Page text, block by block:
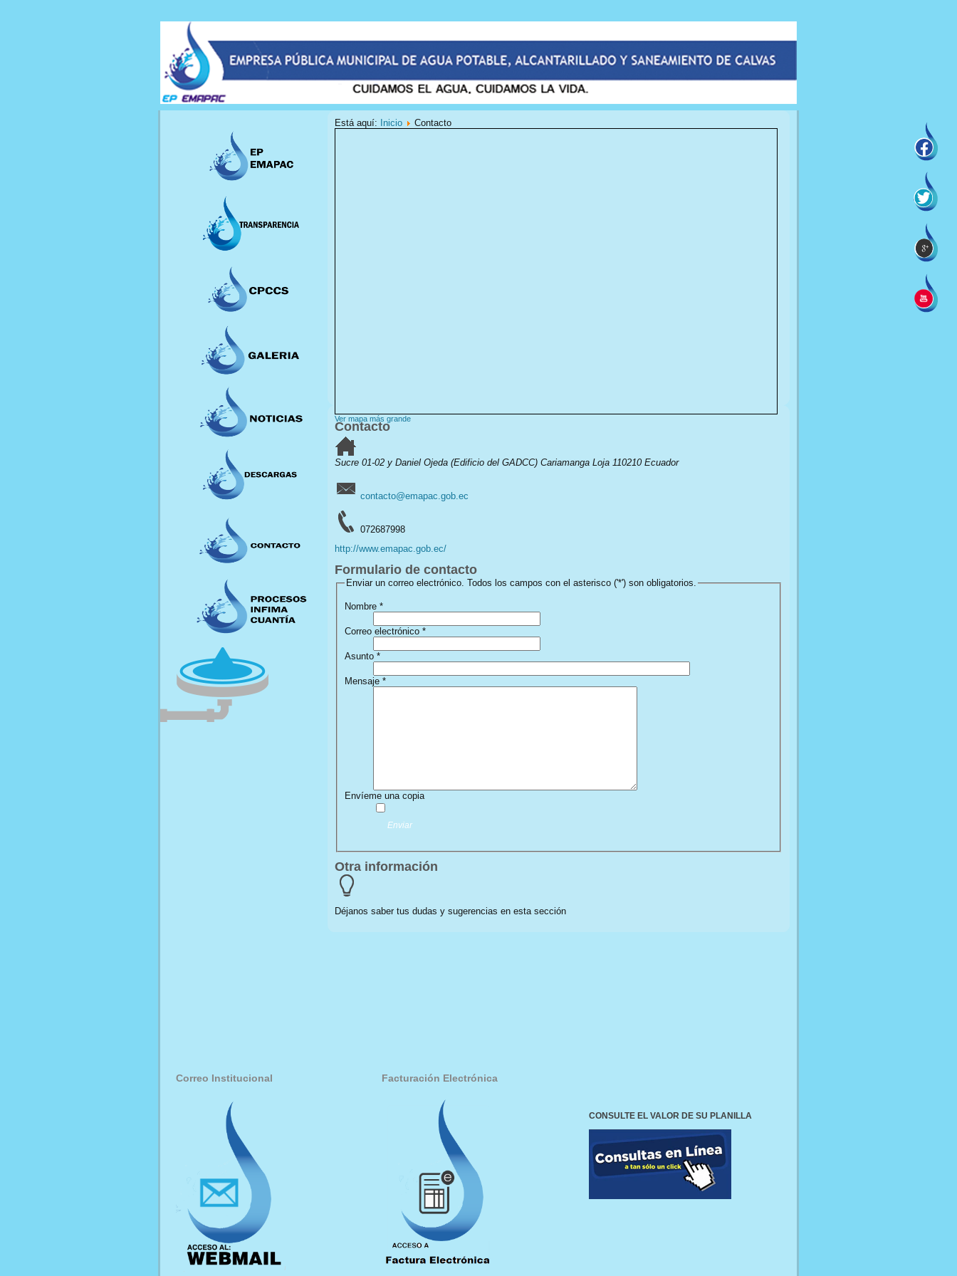
Está aquí: Inicio Contacto
Ver mapa más grande
Contacto
Sucre 01-02 y Daniel Ojeda (Edificio del GADCC) Cariamanga Loja 110210 Ecuador
contacto@emapac.gob.ec
072687998
http://www.emapac.gob.ec/
Formulario de contacto
Enviar un correo electrónico. Todos los campos con el asterisco ('*') son obligatorios.
Nombre*
Correo electrónico*
Asunto*
Mensaje*
Envíeme una copia
Enviar
Otra información
Déjanos saber tus dudas y sugerencias en esta sección
Correo Institucional Facturación Electrónica
CONSULTE EL VALOR DE SU PLANILLA